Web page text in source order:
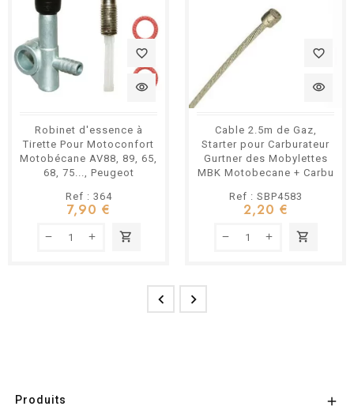
favorite_border
visibility
Robinet d'essence à
Tirette Pour Motoconfort
Motobécane AV88, 89, 65,
68, 75..., Peugeot
Ref : 364
7,90 €
shopping_cart
favorite_border
visibility
Cable 2.5m de Gaz,
Starter pour Carburateur
Gurtner des Mobylettes
MBK Motobecane + Carbu
Ref : SBP4583
2,20 €
shopping_cart
 
Produits 